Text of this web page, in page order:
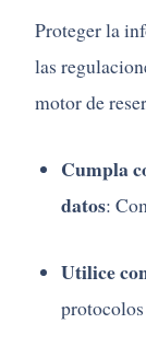
Protegerla
las
motorde
Cumpla
datos:
Utilice
protocolos